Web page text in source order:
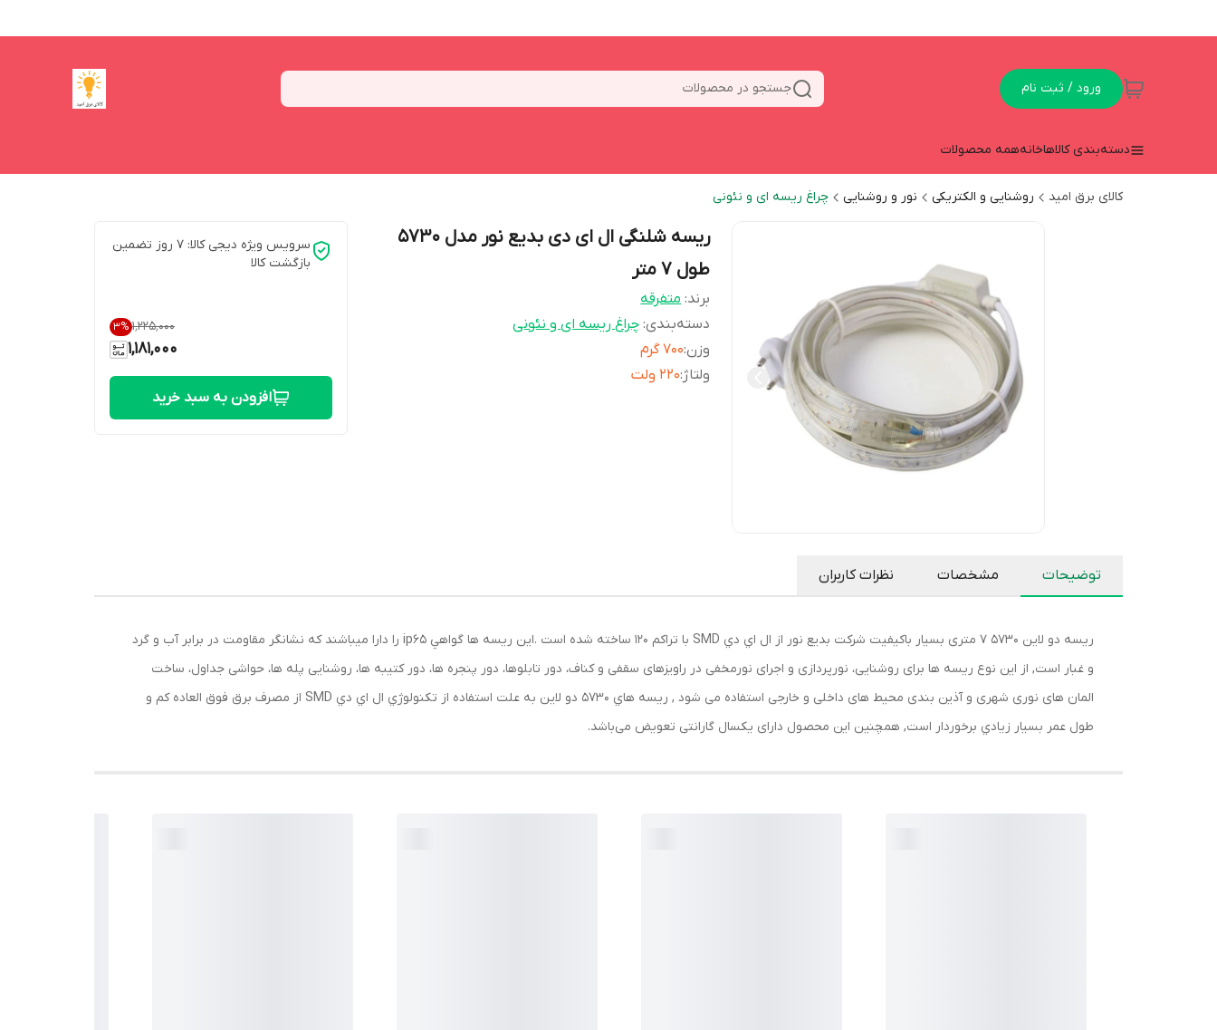
ورود / ثبت نام جستجو در محصولات
دسته‌بندی کالاهاخانههمه محصولات
کالای برق امید روشنایی و الکتریکی نور و روشنایی چراغ ریسه ای و نئونی
ریسه شلنگی ال ای دی بدیع نور مدل 5730
طول 7 متر
برند: متفرقه
دسته‌بندی:چراغ ریسه ای و نئونی
وزن:700 گرم
ولتاژ:220 ولت
سرویس ویژه دیجی کالا: 7 روز تضمین
بازگشت کالا
۱٬۲۲۵٬۰۰۰ 3%
1,181,000
افزودن به سبد خرید
توضیحات مشخصات نظرات کاربران
ريسه دو لاين 5730 7 متری بسیار باکیفیت شركت بدیع نور از ال اي دي SMD با تراكم 120 ساخته شده است .اين ريسه ها گواهي ip65 را دارا ميباشند كه نشانگر مقاومت در برابر آب و گرد
و غبار است, از این نوع ریسه ها برای روشنایی، نورپردازی و اجرای نورمخفی در راویزهای سقفی و کناف، دور تابلوها، دور پنجره ها، دور کتیبه ها، روشنایی پله ها، حواشی جداول، ساخت
المان های نوری شهری و آذین بندی محیط های داخلی و خارجی استفاده می شود , ريسه هاي 5730 دو لاين به علت استفاده از تكنولوژي ال اي دي SMD از مصرف برق فوق العاده كم و
طول عمر بسيار زيادي برخوردار است, همچنین این محصول دارای یکسال گارانتی تعویض می‌باشد.